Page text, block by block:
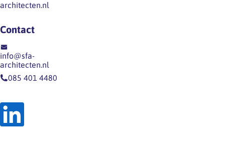
architecten.nl
Contact
info@sfa-
architecten.nl
085 401 4480